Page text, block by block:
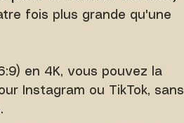
fois plus grande qu'une
en 4K, vous pouvez la
Instagram ou TikTok, sans